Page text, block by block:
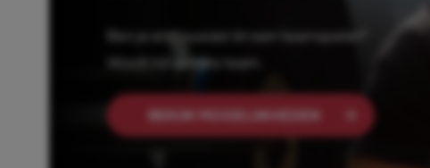
Ben je enthousiast én een teamspeler?
Wordt lid van ons team.
BEKIJK MOGELIJKHEDEN